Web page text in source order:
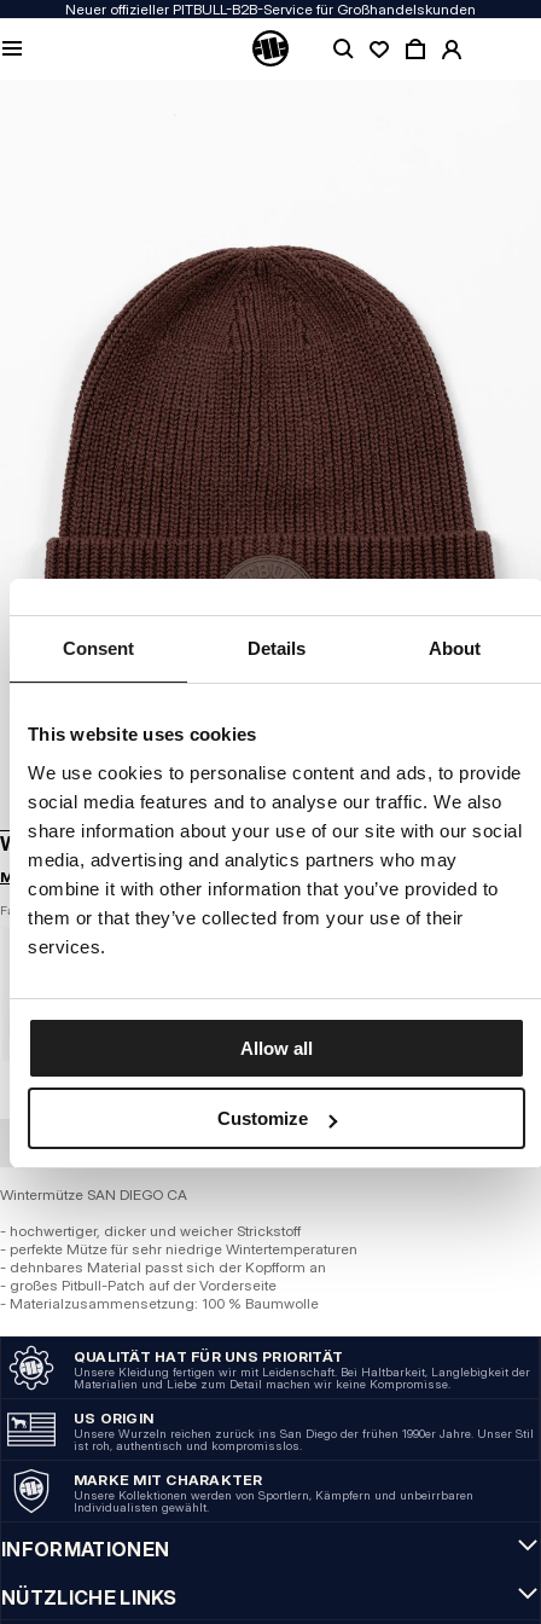
Consent Details About
This website uses cookies
We use cookies to personalise content and ads, to provide
social media features and to analyse our traffic. We also
share information about your use of our site with our social
media, advertising and analytics partners who may
combine it with other information that you’ve provided to
them or that they’ve collected from your use of their
services.
Allow all
Customize
Neuer offizieller PITBULL-B2B-Service für Großhandelskunden
WINTERMÜTZE SAN DIEGO CA
Melde dich an, um Preise zu sehen
Farbe: braun
GROSSHANDELSBESTELLUNG
Wintermütze SAN DIEGO CA
- hochwertiger, dicker und weicher Strickstoff
- perfekte Mütze für sehr niedrige Wintertemperaturen
- dehnbares Material passt sich der Kopfform an
- großes Pitbull-Patch auf der Vorderseite
- Materialzusammensetzung: 100 % Baumwolle
QUALITÄT HAT FÜR UNS PRIORITÄT
Unsere Kleidung fertigen wir mit Leidenschaft. Bei Haltbarkeit, Langlebigkeit der
Materialien und Liebe zum Detail machen wir keine Kompromisse.
US ORIGIN
Unsere Wurzeln reichen zurück ins San Diego der frühen 1990er Jahre. Unser Stil
ist roh, authentisch und kompromisslos.
MARKE MIT CHARAKTER
Unsere Kollektionen werden von Sportlern, Kämpfern und unbeirrbaren
Individualisten gewählt.
INFORMATIONEN
NÜTZLICHE LINKS